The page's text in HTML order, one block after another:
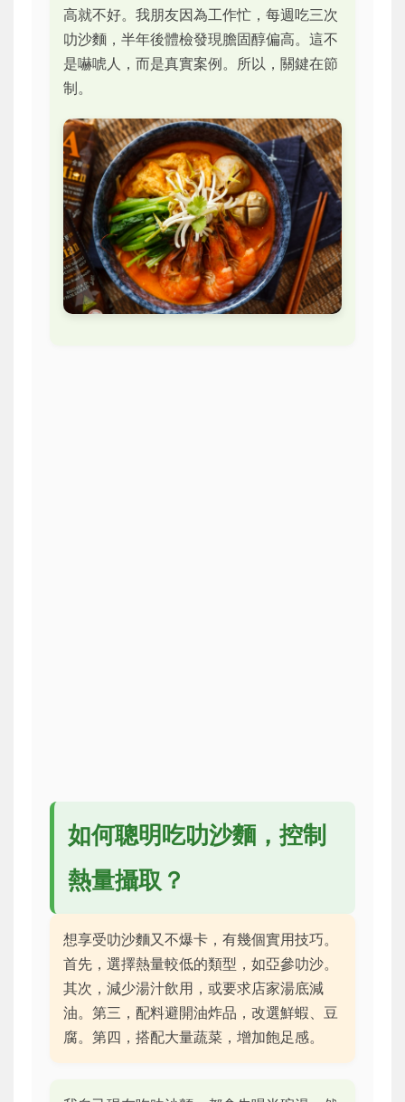
高就不好。我朋友因為工作忙，每週吃三次
叻沙麵，半年後體檢發現膽固醇偏高。這不
是嚇唬人，而是真實案例。所以，關鍵在節
制。
如何聰明吃叻沙麵，控制
熱量攝取？
想享受叻沙麵又不爆卡，有幾個實用技巧。
首先，選擇熱量較低的類型，如亞參叻沙。
其次，減少湯汁飲用，或要求店家湯底減
油。第三，配料避開油炸品，改選鮮蝦、豆
腐。第四，搭配大量蔬菜，增加飽足感。